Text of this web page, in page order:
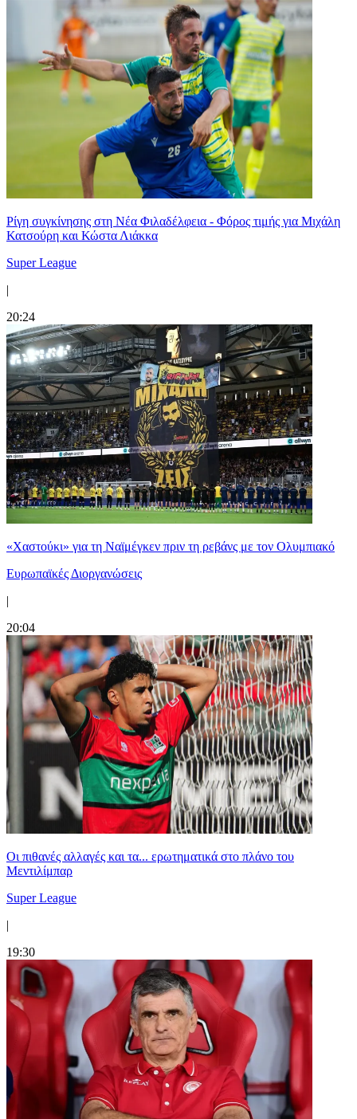
Ρίγη συγκίνησης στη Νέα Φιλαδέλφεια - Φόρος τιμής για Μιχάλη
Κατσούρη και Κώστα Λιάκκα
Super League
|
20:24
«Χαστούκι» για τη Ναϊμέγκεν πριν τη ρεβάνς με τον Ολυμπιακό
Ευρωπαϊκές Διοργανώσεις
|
20:04
Οι πιθανές αλλαγές και τα... ερωτηματικά στο πλάνο του
Μεντιλίμπαρ
Super League
|
19:30